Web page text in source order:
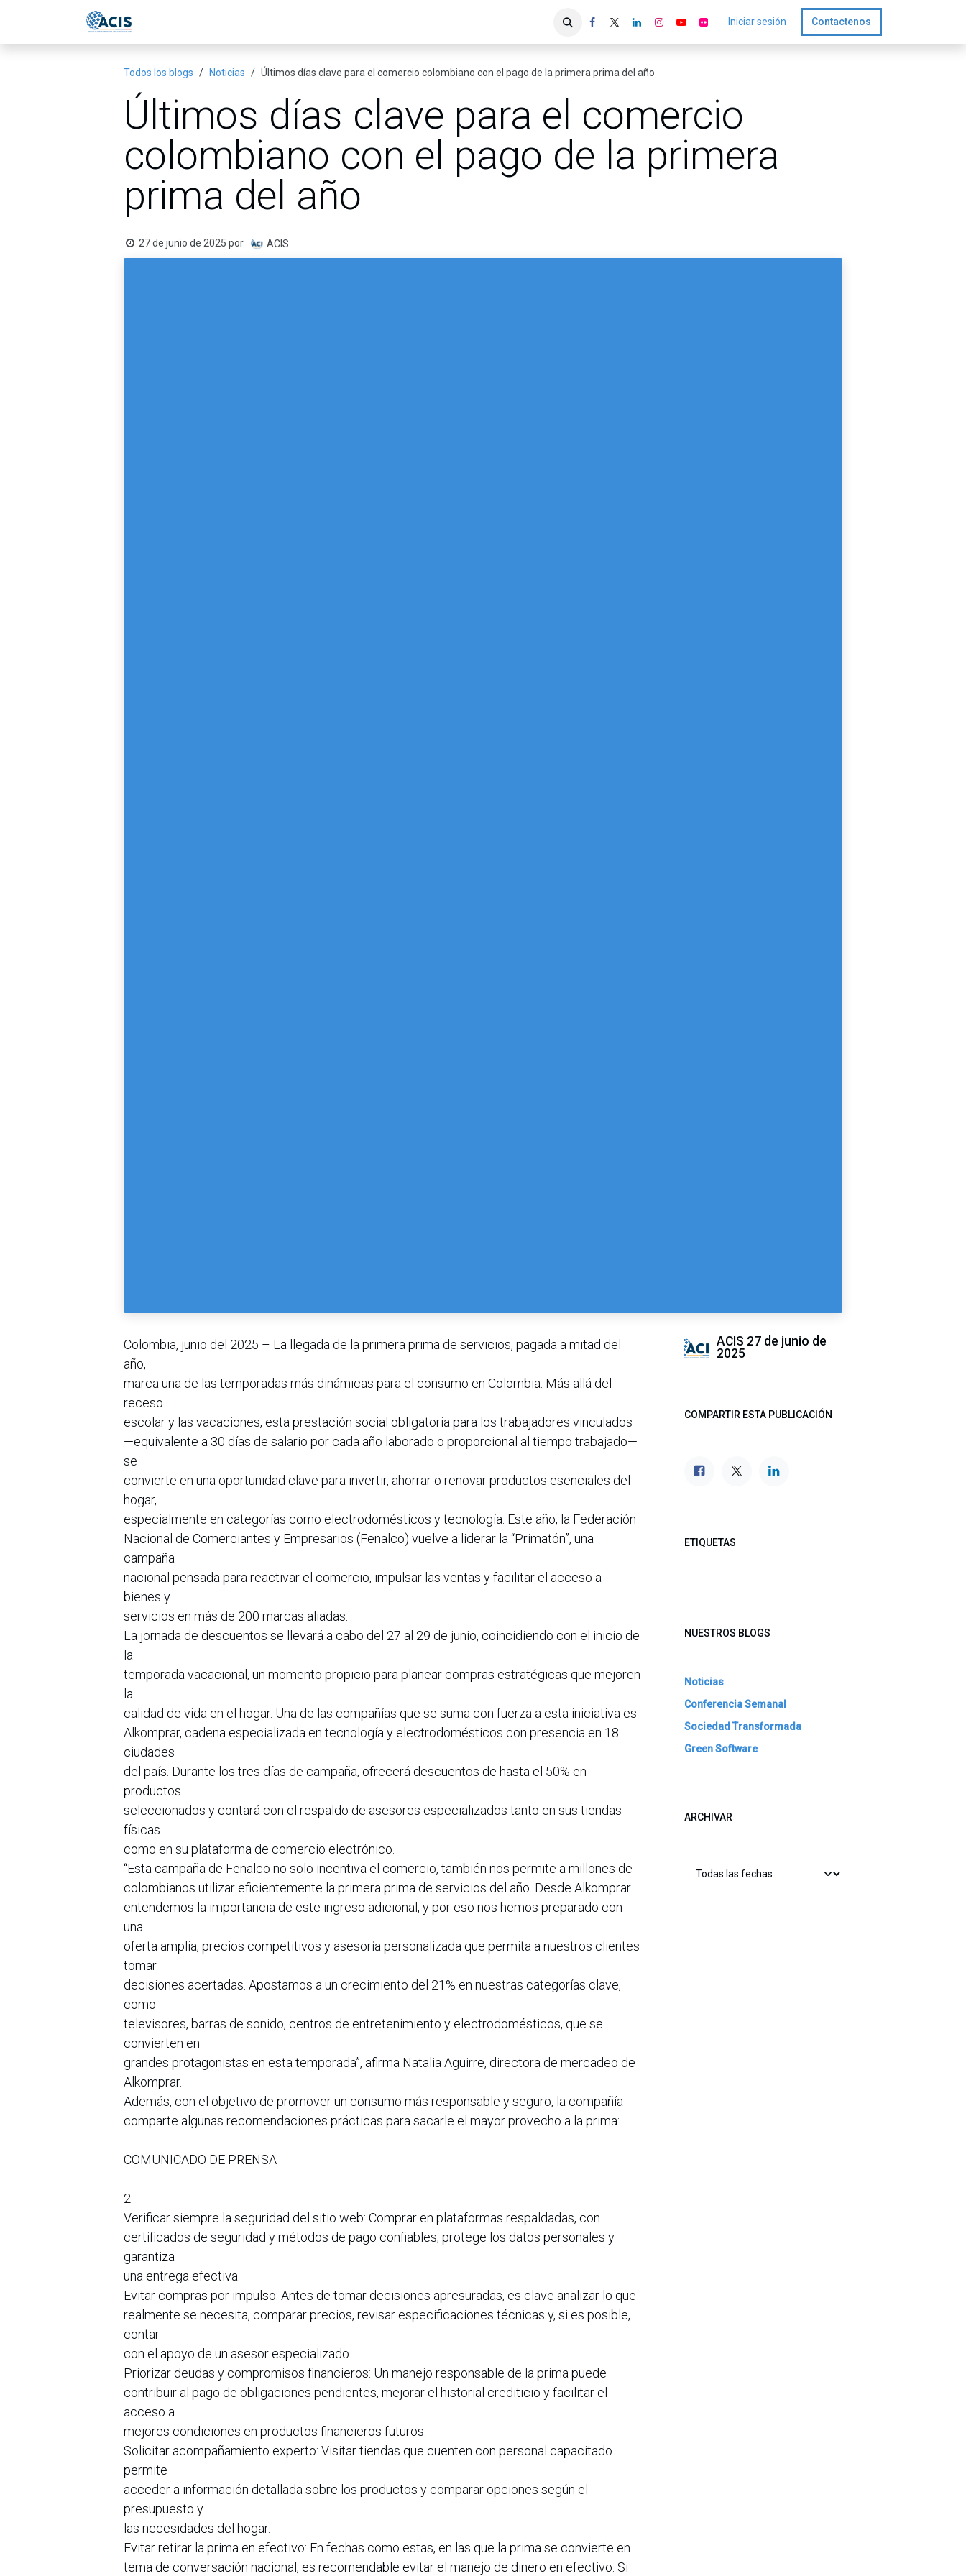
Iniciar sesión Contactenos
Todos los blogs Noticias Últimos días clave para el comercio colombiano con el pago de la primera prima del año
Últimos días clave para el comercio
colombiano con el pago de la primera
prima del año
27 de junio de 2025 por ACIS
Colombia, junio del 2025 – La llegada de la primera prima de servicios, pagada a mitad del
año,
marca una de las temporadas más dinámicas para el consumo en Colombia. Más allá del
receso
escolar y las vacaciones, esta prestación social obligatoria para los trabajadores vinculados
—equivalente a 30 días de salario por cada año laborado o proporcional al tiempo trabajado—
se
convierte en una oportunidad clave para invertir, ahorrar o renovar productos esenciales del
hogar,
especialmente en categorías como electrodomésticos y tecnología. Este año, la Federación
Nacional de Comerciantes y Empresarios (Fenalco) vuelve a liderar la “Primatón”, una
campaña
nacional pensada para reactivar el comercio, impulsar las ventas y facilitar el acceso a
bienes y
servicios en más de 200 marcas aliadas.
La jornada de descuentos se llevará a cabo del 27 al 29 de junio, coincidiendo con el inicio de
la
temporada vacacional, un momento propicio para planear compras estratégicas que mejoren
la
calidad de vida en el hogar. Una de las compañías que se suma con fuerza a esta iniciativa es
Alkomprar, cadena especializada en tecnología y electrodomésticos con presencia en 18
ciudades
del país. Durante los tres días de campaña, ofrecerá descuentos de hasta el 50% en
productos
seleccionados y contará con el respaldo de asesores especializados tanto en sus tiendas
físicas
como en su plataforma de comercio electrónico.
“Esta campaña de Fenalco no solo incentiva el comercio, también nos permite a millones de
colombianos utilizar eficientemente la primera prima de servicios del año. Desde Alkomprar
entendemos la importancia de este ingreso adicional, y por eso nos hemos preparado con
una
oferta amplia, precios competitivos y asesoría personalizada que permita a nuestros clientes
tomar
decisiones acertadas. Apostamos a un crecimiento del 21% en nuestras categorías clave,
como
televisores, barras de sonido, centros de entretenimiento y electrodomésticos, que se
convierten en
grandes protagonistas en esta temporada”, afirma Natalia Aguirre, directora de mercadeo de
Alkomprar.
Además, con el objetivo de promover un consumo más responsable y seguro, la compañía
comparte algunas recomendaciones prácticas para sacarle el mayor provecho a la prima:
COMUNICADO DE PRENSA
2
Verificar siempre la seguridad del sitio web: Comprar en plataformas respaldadas, con
certificados de seguridad y métodos de pago confiables, protege los datos personales y
garantiza
una entrega efectiva.
Evitar compras por impulso: Antes de tomar decisiones apresuradas, es clave analizar lo que
realmente se necesita, comparar precios, revisar especificaciones técnicas y, si es posible,
contar
con el apoyo de un asesor especializado.
Priorizar deudas y compromisos financieros: Un manejo responsable de la prima puede
contribuir al pago de obligaciones pendientes, mejorar el historial crediticio y facilitar el
acceso a
mejores condiciones en productos financieros futuros.
Solicitar acompañamiento experto: Visitar tiendas que cuenten con personal capacitado
permite
acceder a información detallada sobre los productos y comparar opciones según el
presupuesto y
las necesidades del hogar.
Evitar retirar la prima en efectivo: En fechas como estas, en las que la prima se convierte en
tema de conversación nacional, es recomendable evitar el manejo de dinero en efectivo. Si
ACIS 27 de junio de
2025
COMPARTIR ESTA PUBLICACIÓN
ETIQUETAS
NUESTROS BLOGS
Noticias
Conferencia Semanal
Sociedad Transformada
Green Software
ARCHIVAR